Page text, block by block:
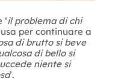
il problema di chi
per continuare a
di brutto si beve
di bello si
niente si
’.